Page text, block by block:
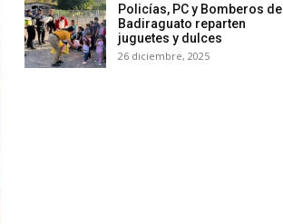
Policías, PC y Bomberos de
Badiraguato reparten
juguetes y dulces
26 diciembre, 2025